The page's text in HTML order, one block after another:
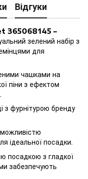
Відгуки
365068145 –
зелений набір з
для
чашками на
піни з ефектом
з фурнітурою бренду
можливістю
ідеальної посадки.
посадкою з гладкої
забезпечують